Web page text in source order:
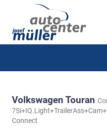
Volkswagen Touran
Connect